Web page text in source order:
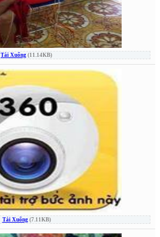
Tải Xuống (11.14KB)
Tải Xuống(7.11KB)